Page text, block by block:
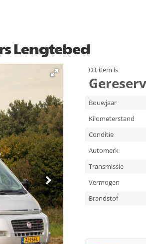
Lengtebed
Dit item is
Bouwjaar
Kilometerstand
Conditie
Automerk
Transmissie
Vermogen
Brandstof